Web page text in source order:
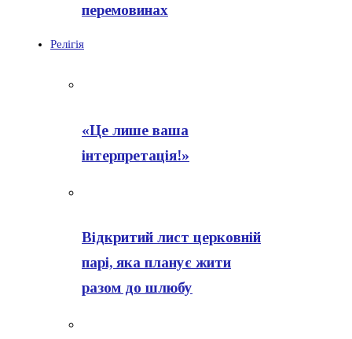
перемовинах
Релігія
«Це лише ваша
інтерпретація!»
Відкритий лист церковній
парі, яка планує жити
разом до шлюбу